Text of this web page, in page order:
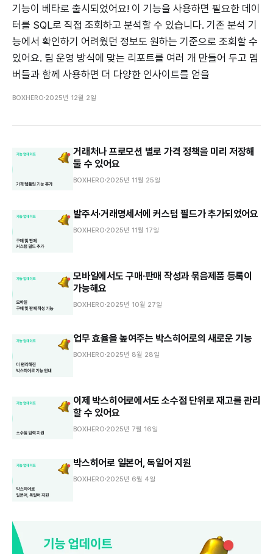
기능이 베타로 출시되었어요! 이 기능을 사용하면 필요한 데이
터를 SQL로 직접 조회하고 분석할 수 있습니다. 기존 분석 기
능에서 확인하기 어려웠던 정보도 원하는 기준으로 조회할 수
있어요. 팀 운영 방식에 맞는 리포트를 여러 개 만들어 두고 멤
버들과 함께 사용하면 더 다양한 인사이트를 얻을
BOXHERO 2025년 12월 2일
거래처나 프로모션 별로 가격 정책을 미리 저장해
둘 수 있어요
BOXHERO 2025년 11월 25일
발주서·거래명세서에 커스텀 필드가 추가되었어요
BOXHERO 2025년 11월 17일
모바일에서도 구매·판매 작성과 묶음제품 등록이
가능해요
BOXHERO 2025년 10월 27일
업무 효율을 높여주는 박스히어로의 새로운 기능
BOXHERO 2025년 8월 28일
이제 박스히어로에서도 소수점 단위로 재고를 관리
할 수 있어요
BOXHERO 2025년 7월 16일
박스히어로 일본어, 독일어 지원
BOXHERO 2025년 6월 4일